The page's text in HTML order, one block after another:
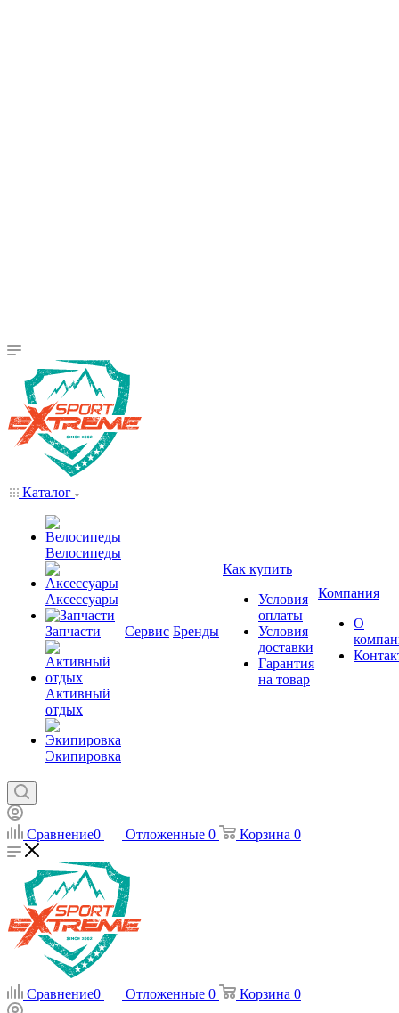
Каталог
Велосипеды
Аксессуары
Запчасти
Активный
отдых
Экипировка
Сервис Бренды
Как купить
Условия
оплаты
Условия
доставки
Гарантия
на товар
Компания
О
Сравнение0 Отложенные 0 Корзина 0
Сравнение0 Отложенные 0 Корзина 0